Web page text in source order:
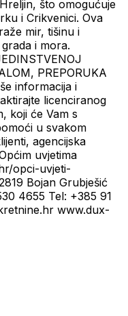
što omogućuje
i Crikvenici. Ova
mir, tišinu i
i mora.
PREPORUKA
informacija i
licenciranog
koji će Vam s
u svakom
agencijska
uvjetima
opci-uvjeti-
Bojan Grubješić
4655 Tel: +385 91
www.dux-